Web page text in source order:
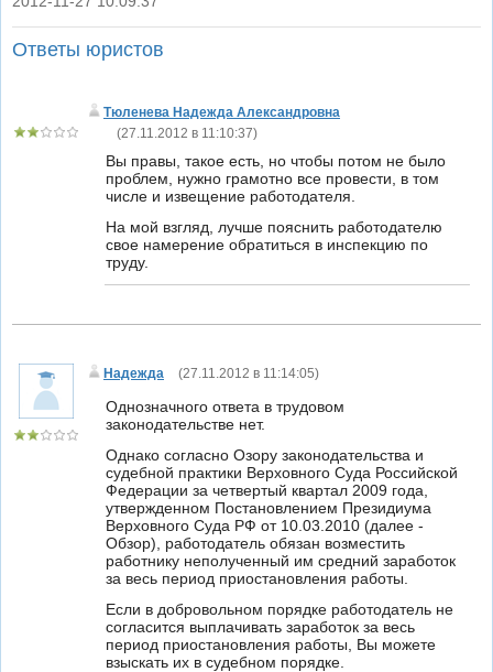
Ответы юристов
Тюленева Надежда Александровна
(27.11.2012 в 11:10:37)
Вы правы, такое есть, но чтобы потом не было
проблем, нужно грамотно все провести, в том
числе и извещение работодателя.
На мой взгляд, лучше пояснить работодателю
свое намерение обратиться в инспекцию по
труду.
Надежда (27.11.2012 в 11:14:05)
Однозначного ответа в трудовом
законодательстве нет.
Однако согласно Озору законодательства и
судебной практики Верховного Суда Российской
Федерации за четвертый квартал 2009 года,
утвержденном Постановлением Президиума
Верховного Суда РФ от 10.03.2010 (далее -
Обзор), работодатель обязан возместить
работнику неполученный им средний заработок
за весь период приостановления работы.
Если в добровольном порядке работодатель не
согласится выплачивать заработок за весь
период приостановления работы, Вы можете
взыскать их в судебном порядке.